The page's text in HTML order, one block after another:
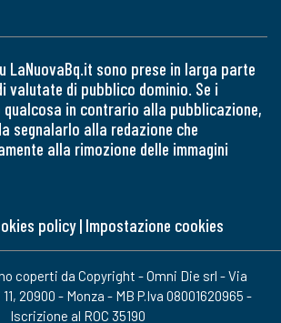
LaNuovaBq.it sono prese in larga parte
valutate di pubblico dominio. Se i
in contrario alla pubblicazione,
segnalarlo alla redazione che
alla rimozione delle immagini
policy| Impostazione cookies
coperti da Copyright - Omni Die srl - Via
20900 - Monza - MB P.Iva 08001620965 -
Iscrizione al ROC 35190